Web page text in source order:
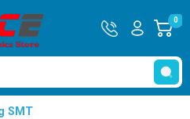
Hotline
0932
762514
Tài
khoản
Hello,
Khách
0
SMT